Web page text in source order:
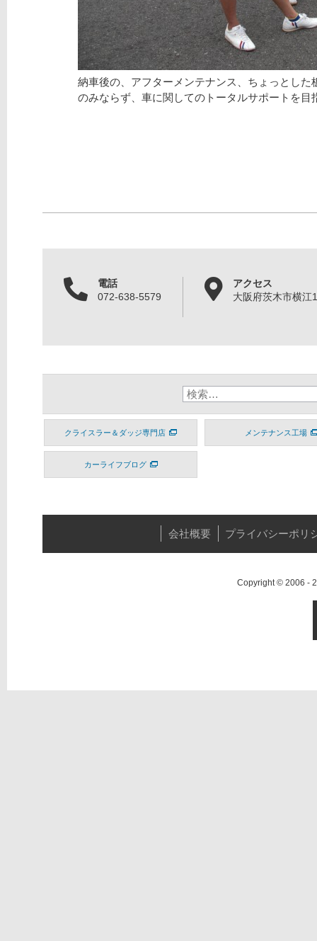
納車後の、アフターメンテナンス、ちょっとした
のみならず、車に関してのトータルサポートを目
電話
072-638-5579
アクセス
大阪府茨木市横江
クライスラー＆ダッジ専門店 メンテナンス工場
カーライフブログ
会社概要 プライバシーポリ
Copyright © 2006 -